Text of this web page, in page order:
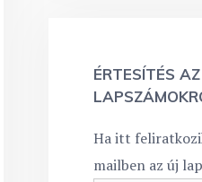
ÉRTESÍTÉS AZ
Ha itt
mailben az új